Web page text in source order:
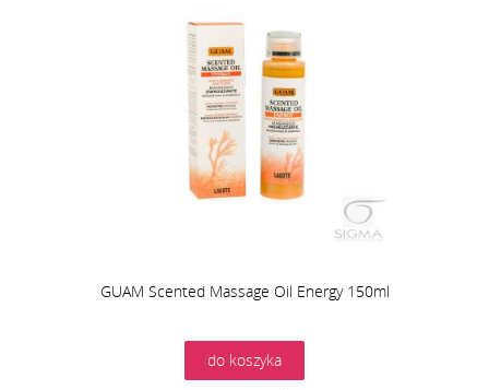
GUAM Scented Massage Oil Energy 150ml
do koszyka